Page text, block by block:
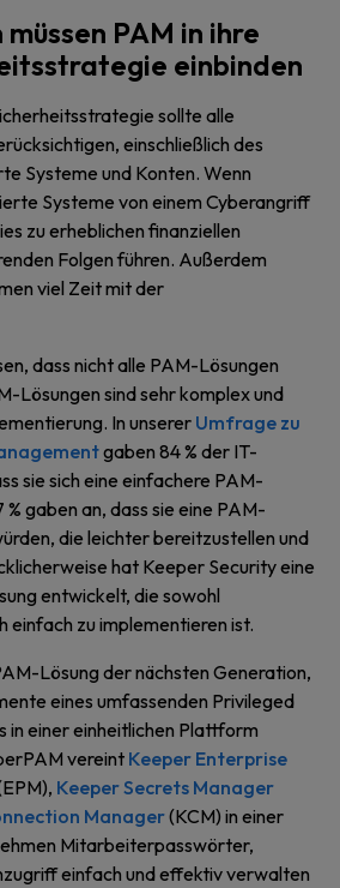
PAM in ihre
einbinden
sollte alle
einschließlich des
Systeme und Konten. Wenn
Systeme von einem Cyberangriff
zu erheblichen finanziellen
Folgen führen. Außerdem
viel Zeit mit der
dass nicht alle PAM-Lösungen
Lösungen sind sehr komplex und
In unserer Umfrage zu
gaben 84 % der IT-
sie sich eine einfachere PAM-
gaben an, dass sie eine PAM-
die leichter bereitzustellen und
hat Keeper Security eine
entwickelt, die sowohl
einfach zu implementieren ist.
Lösung der nächsten Generation,
eines umfassenden Privileged
in einer einheitlichen Plattform
vereint Keeper Enterprise
Keeper Secrets Manager
Manager(KCM) in einer
Mitarbeiterpasswörter,
einfach und effektiv verwalten